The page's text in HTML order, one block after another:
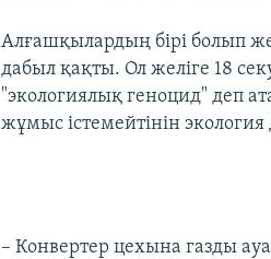
Алғашқылардың бірі болып
дабыл қақты. Ол желіге 18
"экологиялық геноцид" деп
жұмыс істемейтінін
– Конвертер цехына газды